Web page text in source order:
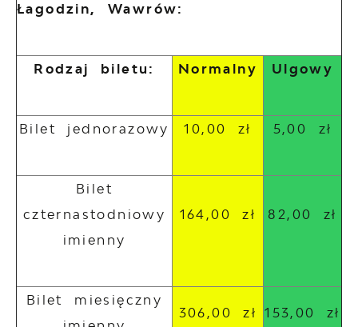
Łagodzin, Wawrów:
Rodzaj biletu: Normalny Ulgowy
Bilet jednorazowy 10,00 zł 5,00 zł
Bilet
czternastodniowy
imienny
164,00 zł 82,00 zł
Bilet miesięczny
306,00 zł 153,00 zł